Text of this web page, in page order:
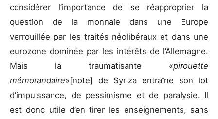
considérer l’importance de se réapproprier la
question de la monnaie dans une Europe
verrouillée par les traités néolibéraux et dans une
eurozone dominée par les intérêts de l’Allemagne.
Mais la traumatisante «pirouette
mémorandaire»[note] de Syriza entraîne son lot
d’impuissance, de pessimisme et de paralysie. Il
est donc utile d’en tirer les enseignements, sans